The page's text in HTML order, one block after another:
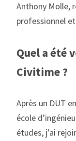
Anthony Molle,
professionnel
Quel a été
Civitime ?
Après un DUT
école
études, j’ai